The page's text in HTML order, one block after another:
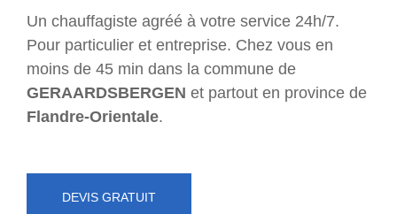
Un chauffagiste agréé à votre service 24h/7.
Pour particulier et entreprise. Chez vous en
moins de 45 min dans la commune de
GERAARDSBERGEN et partout en province de
Flandre-Orientale.
DEVIS GRATUIT